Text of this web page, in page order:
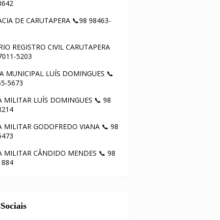
DE CARUTAPERA 📞98 98463-
REGISTRO CIVIL CARUTAPERA
5203
MUNICIPAL LUÍS DOMINGUES 📞
5673
MILITAR LUÍS DOMINGUES 📞 98
MILITAR GODOFREDO VIANA 📞 98
MILITAR CÂNDIDO MENDES 📞 98